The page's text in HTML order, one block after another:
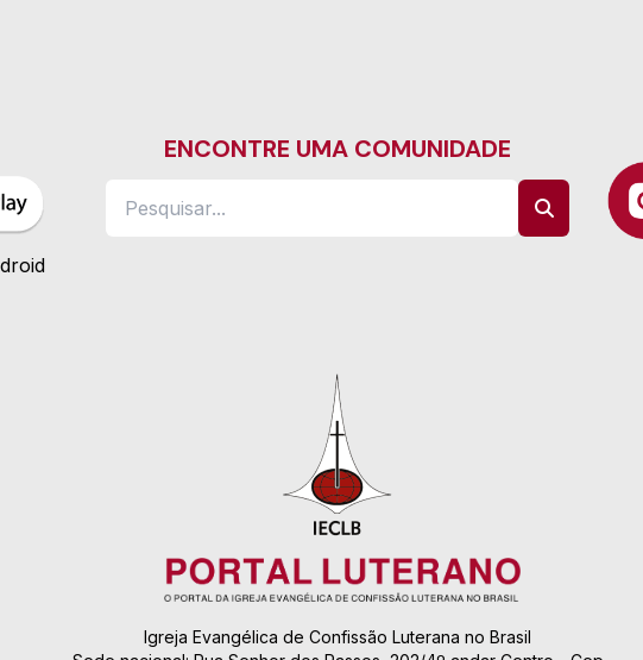
ENCONTRE UMA COMUNIDADE
Igreja Evangélica de Confissão Luterana no Brasil